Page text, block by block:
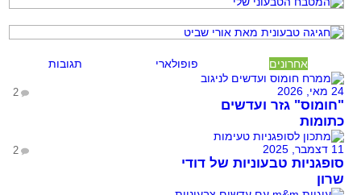
אחרונים פופולארי תגובות
24 מאי, 2026 2
"חומוס" גזר ועדשים
כתומות
11 דצמבר, 2025 2
סופגניות טבעוניות של דודי
שרון